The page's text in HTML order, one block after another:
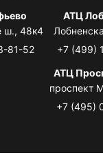
ш., 48к4
81-52
АТЦ
+7 (499)
АТЦ
проспект
+7 (495)